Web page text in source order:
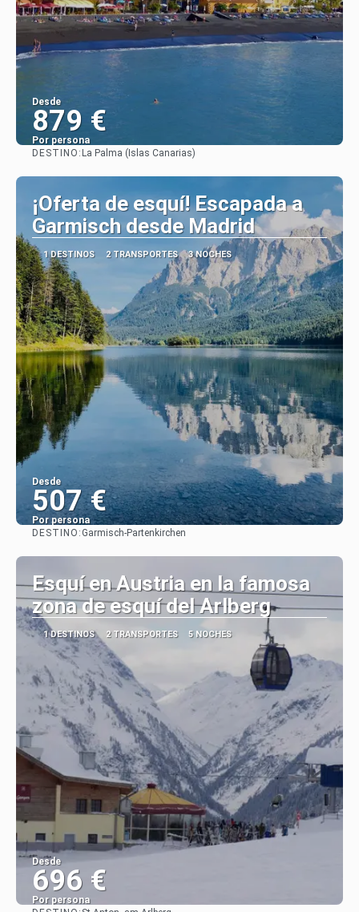
Desde
879 €
Por persona
DESTINO: La Palma (Islas Canarias)
¡Oferta de esquí! Escapada a
Garmisch desde Madrid
1 DESTINOS 2 TRANSPORTES 3 NOCHES
Desde
507 €
Por persona
DESTINO: Garmisch-Partenkirchen
Esquí en Austria en la famosa
zona de esquí del Arlberg
1 DESTINOS 2 TRANSPORTES 5 NOCHES
Desde
696 €
Por persona